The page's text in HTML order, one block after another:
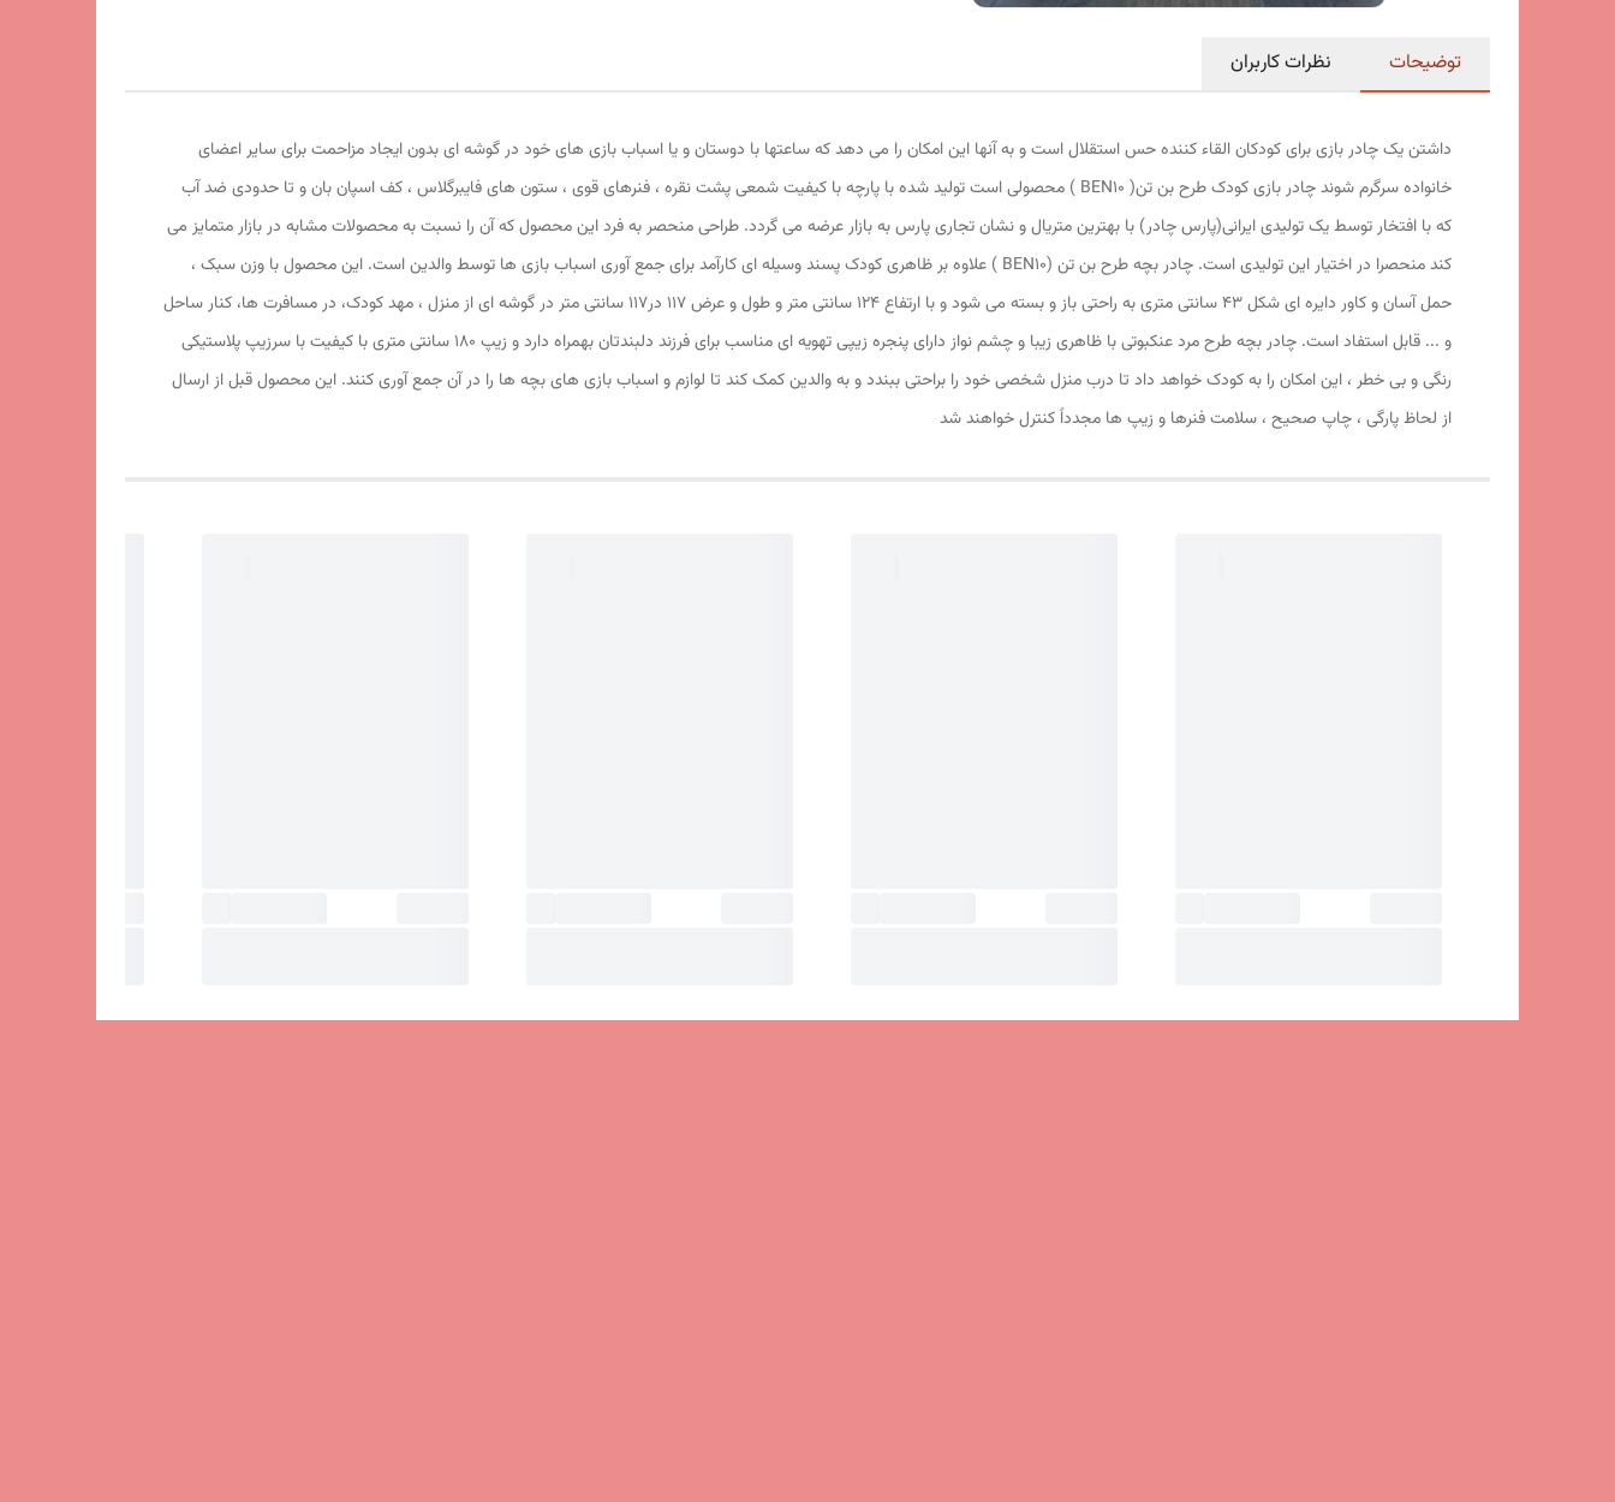
توضیحات نظرات کاربران
داشتن یک چادر بازی برای کودکان القاء کننده حس استقلال است و به آنها این امکان را می دهد که ساعتها با دوستان و یا اسباب بازی های خود در گوشه ای بدون ایجاد مزاحمت برای سایر اعضای
خانواده سرگرم شوند چادر بازی کودک طرح بن تن( BEN10 ) محصولی است تولید شده با پارچه با کیفیت شمعی پشت نقره ، فنرهای قوی ، ستون های فایبرگلاس ، کف اسپان بان و تا حدودی ضد آب
که با افتخار توسط یک تولیدی ایرانی(پارس چادر) با بهترین متریال و نشان تجاری پارس به بازار عرضه می گردد. طراحی منحصر به فرد این محصول که آن را نسبت به محصولات مشابه در بازار متمایز می
کند منحصرا در اختیار این تولیدی است. چادر بچه طرح بن تن (BEN10 ) علاوه بر ظاهری کودک پسند وسیله ای کارآمد برای جمع آوری اسباب بازی ها توسط والدین است. این محصول با وزن سبک ،
حمل آسان و کاور دایره ای شکل 43 سانتی متری به راحتی باز و بسته می شود و با ارتفاع 124 سانتی متر و طول و عرض 117 در117 سانتی متر در گوشه ای از منزل ، مهد کودک، در مسافرت ها، کنار ساحل
و ... قابل استفاد است. چادر بچه طرح مرد عنکبوتی با ظاهری زیبا و چشم نواز دارای پنجره زیپی تهویه ای مناسب برای فرزند دلبندتان بهمراه دارد و زیپ 180 سانتی متری با کیفیت با سرزیپ پلاستیکی
رنگی و بی خطر ، این امکان را به کودک خواهد داد تا درب منزل شخصی خود را براحتی ببندد و به والدین کمک کند تا لوازم و اسباب بازی های بچه ها را در آن جمع آوری کنند. این محصول قبل از ارسال
از لحاظ پارگی ، چاپ صحیح ، سلامت فنرها و زیپ ها مجدداً کنترل خواهند شد